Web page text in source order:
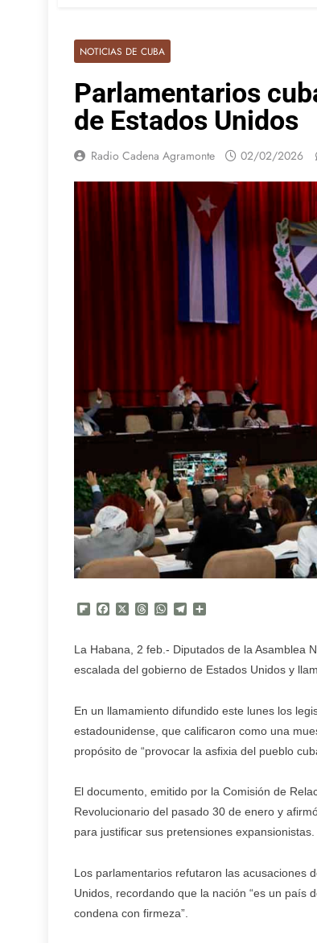
NOTICIAS DE CUBA
Parlamentarios
de Estados Unidos
Radio Cadena Agramonte 02/02/2026
Flipboard
FacebookThreadsWhatsApp
Telegram
La Habana, 2 feb.- Diputados de la Asamblea
escalada del gobierno de Estados Unidos y
En un llamamiento difundido este lunes los
estadounidense, que calificaron como una
propósito de “provocar la asfixia del pueblo
El documento, emitido por la Comisión de
Revolucionario del pasado 30 de enero y
para justificar sus pretensiones
Los parlamentarios refutaron las acusaciones
Unidos, recordando que la nación “es un país
condena con firmeza”.